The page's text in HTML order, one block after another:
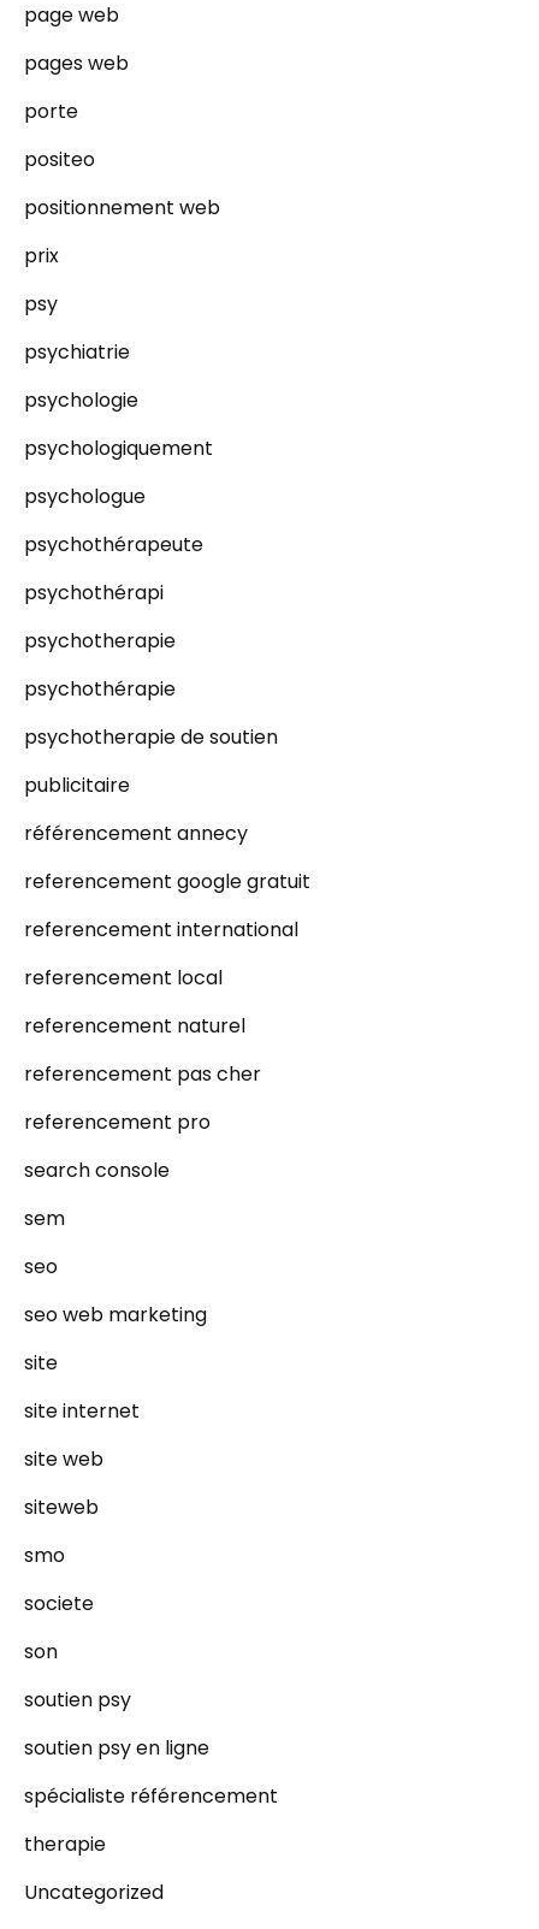
page web
pages web
porte
positeo
positionnement web
prix
psy
psychiatrie
psychologie
psychologiquement
psychologue
psychothérapeute
psychothérapi
psychotherapie
psychothérapie
psychotherapie de soutien
publicitaire
référencement annecy
referencement google gratuit
referencement international
referencement local
referencement naturel
referencement pas cher
referencement pro
search console
sem
seo
seo web marketing
site
site internet
site web
siteweb
smo
societe
son
soutien psy
soutien psy en ligne
spécialiste référencement
therapie
Uncategorized